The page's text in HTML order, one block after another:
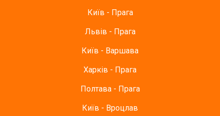
Київ - Прага
Львів - Прага
Київ - Варшава
Харків - Прага
Полтава - Прага
Київ - Вроцлав